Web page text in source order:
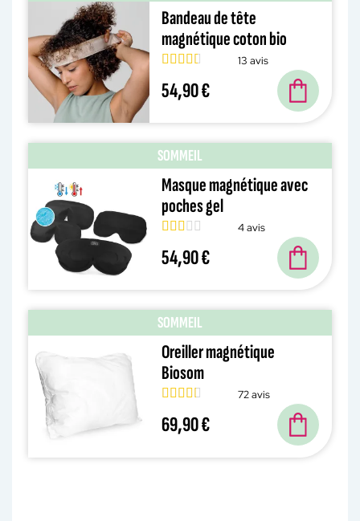
Bandeau de tête
magnétique coton bio
13 avis
54,90 €
SOMMEIL
Masque magnétique avec
poches gel
4 avis
54,90 €
SOMMEIL
Oreiller magnétique
Biosom
72 avis
69,90 €